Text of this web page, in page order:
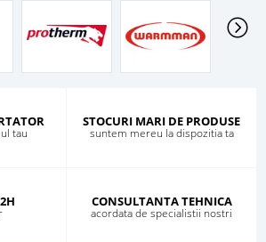
tau
STOCURI MARI DE PRODUSE
suntem mereu la dispozitia ta
CONSULTANTA TEHNICA
acordata de specialistii nostri